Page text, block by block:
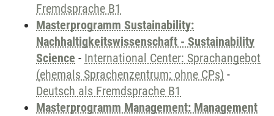
Fremdsprache B1
Masterprogramm Sustainability:
Nachhaltigkeitswissenschaft - Sustainability
Science - International Center: Sprachangebot
(ehemals Sprachenzentrum; ohne CPs) -
Deutsch als Fremdsprache B1
Masterprogramm Management: Management